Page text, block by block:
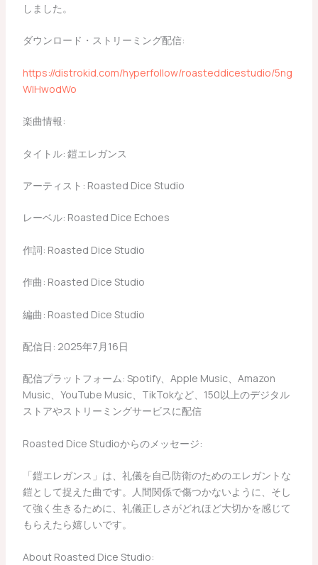
しました。
ダウンロード・ストリーミング配信:
https://distrokid.com/hyperfollow/roasteddicestudio/5ng
WIHwodWo
楽曲情報:
タイトル: 鎧エレガンス
アーティスト: Roasted Dice Studio
レーベル: Roasted Dice Echoes
作詞: Roasted Dice Studio
作曲: Roasted Dice Studio
編曲: Roasted Dice Studio
配信日: 2025年7月16日
配信プラットフォーム: Spotify、Apple Music、Amazon
Music、YouTube Music、TikTokなど、150以上のデジタル
ストアやストリーミングサービスに配信
Roasted Dice Studioからのメッセージ:
「鎧エレガンス」は、礼儀を自己防衛のためのエレガントな
鎧として捉えた曲です。人間関係で傷つかないように、そし
て強く生きるために、礼儀正しさがどれほど大切かを感じて
もらえたら嬉しいです。
About Roasted Dice Studio: